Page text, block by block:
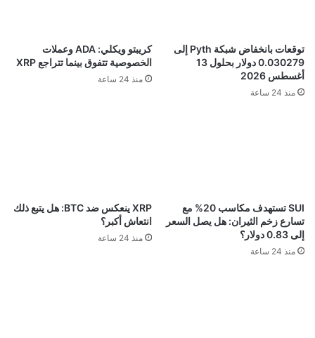
توقعات بانخفاض شبكة Pyth إلى
0.030279 دولار بحلول 13
أغسطس 2026
منذ 24 ساعة
كريبتو ويكلي: ADA وعملات
الخصوصية تتفوق بينما تتراجع XRP
منذ 24 ساعة
SUI تستهدف مكاسب 20% مع
تسارع زخم الثيران: هل يصل السعر
إلى 0.83 دولار؟
منذ 24 ساعة
XRP ينعكس ضد BTC: هل يتبع ذلك
انتعاش أكبر؟
منذ 24 ساعة